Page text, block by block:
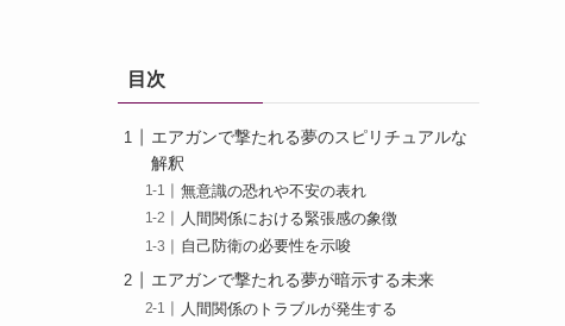
目次
エアガンで撃たれる夢のスピリチュアルな
解釈
無意識の恐れや不安の表れ
人間関係における緊張感の象徴
自己防衛の必要性を示唆
エアガンで撃たれる夢が暗示する未来
人間関係のトラブルが発生する